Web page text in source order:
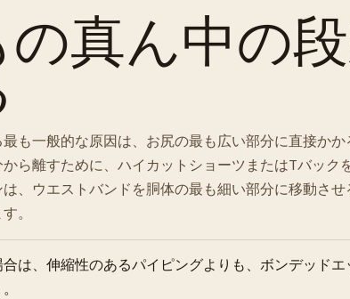
真ん中の
も一般的な原因は、お尻の最も広い部分に直接か
ら離すために、ハイカットショーツまたはTバック
、ウエストバンドを胴体の最も細い部分に移動さ
。
は、伸縮性のあるパイピングよりも、ボンデッドエ